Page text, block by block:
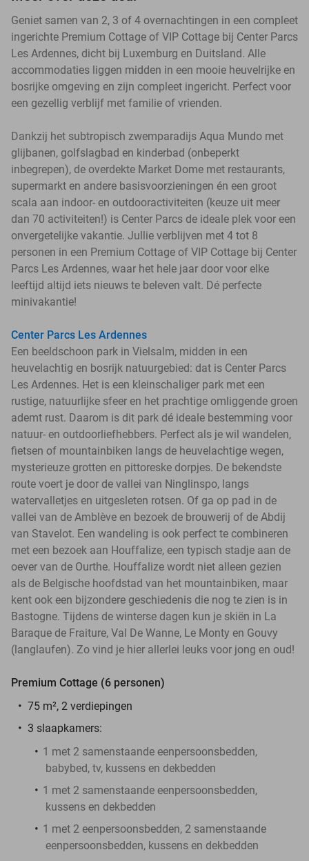
Geniet samen van 2, 3 of 4 overnachtingen in een compleet
ingerichte Premium Cottage of VIP Cottage bij Center Parcs
Les Ardennes, dicht bij Luxemburg en Duitsland. Alle
accommodaties liggen midden in een mooie heuvelrijke en
bosrijke omgeving en zijn compleet ingericht. Perfect voor
een gezellig verblijf met familie of vrienden.
Dankzij het subtropisch zwemparadijs Aqua Mundo met
glijbanen, golfslagbad en kinderbad (onbeperkt
inbegrepen), de overdekte Market Dome met restaurants,
supermarkt en andere basisvoorzieningen én een groot
scala aan indoor- en outdooractiviteiten (keuze uit meer
dan 70 activiteiten!) is Center Parcs de ideale plek voor een
onvergetelijke vakantie. Jullie verblijven met 4 tot 8
personen in een Premium Cottage of VIP Cottage bij Center
Parcs Les Ardennes, waar het hele jaar door voor elke
leeftijd altijd iets nieuws te beleven valt. Dé perfecte
minivakantie!
Center Parcs Les Ardennes
Een beeldschoon park in Vielsalm, midden in een
heuvelachtig en bosrijk natuurgebied: dat is Center Parcs
Les Ardennes. Het is een kleinschaliger park met een
rustige, natuurlijke sfeer en het prachtige omliggende groen
ademt rust. Daarom is dit park dé ideale bestemming voor
natuur- en outdoorliefhebbers. Perfect als je wil wandelen,
fietsen of mountainbiken langs de heuvelachtige wegen,
mysterieuze grotten en pittoreske dorpjes. De bekendste
route voert je door de vallei van Ninglinspo, langs
watervalletjes en uitgesleten rotsen. Of ga op pad in de
vallei van de Amblève en bezoek de brouwerij of de Abdij
van Stavelot. Een wandeling is ook perfect te combineren
met een bezoek aan Houffalize, een typisch stadje aan de
oever van de Ourthe. Houffalize wordt niet alleen gezien
als de Belgische hoofdstad van het mountainbiken, maar
kent ook een bijzondere geschiedenis die nog te zien is in
Bastogne. Tijdens de winterse dagen kun je skiën in La
Baraque de Fraiture, Val De Wanne, Le Monty en Gouvy
(langlaufen). Zo vind je hier allerlei leuks voor jong en oud!
Premium Cottage (6 personen)
75 m², 2 verdiepingen
3 slaapkamers:
1 met 2 samenstaande eenpersoonsbedden,
babybed, tv, kussens en dekbedden
1 met 2 samenstaande eenpersoonsbedden,
kussens en dekbedden
1 met 2 eenpersoonsbedden, 2 samenstaande
eenpersoonsbedden, kussens en dekbedden